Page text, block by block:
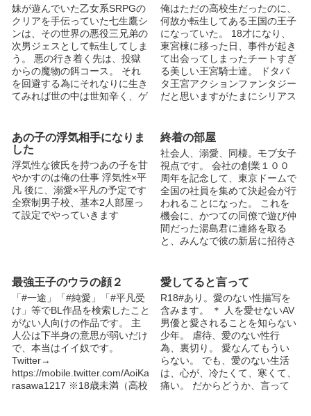
妹が遊んでいた乙女系SRPGの
クリアを手伝っていた七生鷹シ
ンは、その世界の悪役三兄弟の
次男ジェスとして転生してしま
う。 悪の行き着く先は、投獄
からの魔物の餌コース。 それ
を回避する為にそれなりに生き
てみれば世の中は世知辛く、ゲ
俺はただの高校生だったのに、
何故か転生してある王国の王子
になっていた。 18才になり、
東宮棟に移った日、事件が起き
て出会ってしまったチートすぎ
る美しい王宮騎士達。 ドタバ
タ王宮アクションファンタジー
だと思いますがたまにシリアス
あの子の浮気相手になりま
した
浮気性な彼氏を持つあの子を甘
やかすのは俺の仕事 浮気性×平
凡 後に、溺愛×平凡の予定です
全寮制男子校、基本2人部屋っ
て設定でやっていきます
終着の部屋
社会人、溺愛、同棲。モブ女子
視点です。 会社の創業１００
周年を記念して、東京ドームで
全国の社員を集めて決起会が行
われることになった。 これを
機会に、かつての同僚で遊び仲
間だった湯島君に連絡を取る
と、みんなで彼の新居に招待さ
子は絡みません。 前作の「再
生の部屋」から、３～４年経っ
た設定です。 大いに反省して
泣いて葵に縋った槇君（湯島
槇）が、愛と感謝を意識して口
と態度に出し続けた結果、どう
なったか、みたいな話になりま
す。 前作の執筆からリアルで
は７～８年経ってますので、雰
囲気など色々違うとは思います
最強王子のウラの顔２
「#一途」「#純愛」「#平凡受
け」等でBL作品を検索したこと
がない人向けの作品です。 主
人公は下半身の意思が弱いだけ
で、本当はイイ奴です。
Twitter→
https://mobile.twitter.com/AoiKa
rasawa1217 ※18歳未満（高校
愛してると言って
R18#あり。愛のない性描写を
含みます。 ＊ 人を愛せないAV
男優と愛されることを知らない
少年。 虐待、愛のない性行
為、裏切り。 愛なんてもうい
らない。 でも、愛のない生活
は、心が、冷たくて、寒くて、
痛い。 だからどうか、言って